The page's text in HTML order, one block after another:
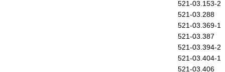
521-03.153-2
521-03.288
521-03.369-1
521-03.387
521-03.394-2
521-03.404-1
521-03.406